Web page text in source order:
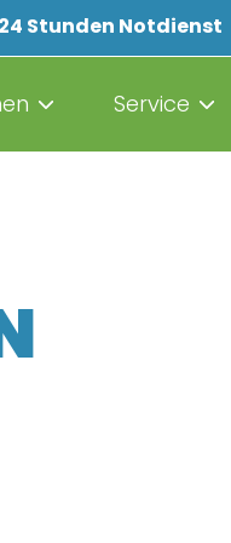
24 Stunden Notdienst
Service